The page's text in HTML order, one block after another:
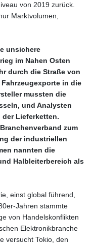
von 2019 zurück.
Marktvolumen,
unsichere
im Nahen Osten
durch die Straße von
in die
mussten die
und Analysten
Lieferketten.
zum
der industriellen
nannten die
Halbleiterbereich als
einst global führend,
stammte
von Handelskonflikten
Elektronikbranche
versucht Tokio, den